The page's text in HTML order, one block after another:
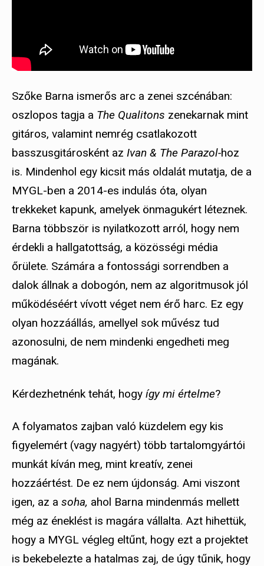
Szőke Barna ismerős arc a zenei szcénában:
oszlopos tagja a The Qualitons zenekarnak mint
gitáros, valamint nemrég csatlakozott
basszusgitárosként az Ivan & The Parazol-hoz
is. Mindenhol egy kicsit más oldalát mutatja, de a
MYGL-ben a 2014-es indulás óta, olyan
trekkeket kapunk, amelyek önmagukért léteznek.
Barna többször is nyilatkozott arról, hogy nem
érdekli a hallgatottság, a közösségi média
őrülete. Számára a fontossági sorrendben a
dalok állnak a dobogón, nem az algoritmusok jól
működéséért vívott véget nem érő harc. Ez egy
olyan hozzáállás, amellyel sok művész tud
azonosulni, de nem mindenki engedheti meg
magának.
Kérdezhetnénk tehát, hogy így mi értelme?
A folyamatos zajban való küzdelem egy kis
figyelemért (vagy nagyért) több tartalomgyártói
munkát kíván meg, mint kreatív, zenei
hozzáértést. De ez nem újdonság. Ami viszont
igen, az a soha, ahol Barna mindenmás mellett
még az éneklést is magára vállalta. Azt hihettük,
hogy a MYGL végleg eltűnt, hogy ezt a projektet
is bekebelezte a hatalmas zaj, de úgy tűnik, hogy